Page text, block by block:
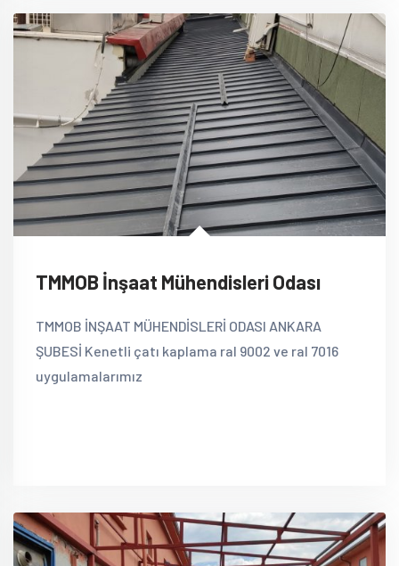
TMMOB İnşaat Mühendisleri Odası
TMMOB İNŞAAT MÜHENDİSLERİ ODASI ANKARA
ŞUBESİ Kenetli çatı kaplama ral 9002 ve ral 7016
uygulamalarımız